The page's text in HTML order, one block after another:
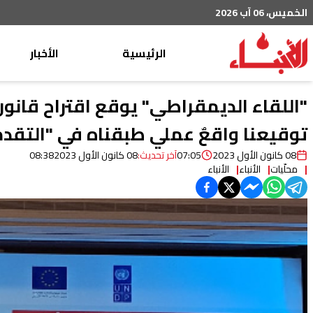
الخميس، 06 آب 2026
الرئيسية
الأخبار
محليات
عربي دولي
إقتصاد
رياضة
من لبنان
ثقافة ومجتمع
"اللقاء الديمقراطي" يوقع اقتراح
توقيعنا واقعٌ عملي طبقناه في
08 كانون الأول 2023 07:05آخر تحديث:08 كانون الأول 2023 08:38
محلّيات الأنباء الأنباء